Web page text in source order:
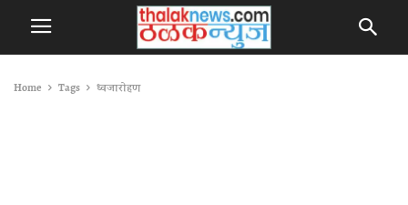
Home Tags ध्वजारोहण